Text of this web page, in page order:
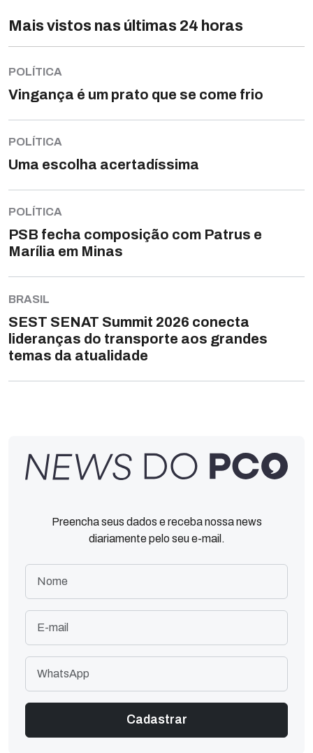
Mais vistos nas últimas 24 horas
POLÍTICA
Vingança é um prato que se come frio
POLÍTICA
Uma escolha acertadíssima
POLÍTICA
PSB fecha composição com Patrus e
Marília em Minas
BRASIL
SEST SENAT Summit 2026 conecta
lideranças do transporte aos grandes
temas da atualidade
Preencha seus dados e receba nossa news
diariamente pelo seu e-mail.